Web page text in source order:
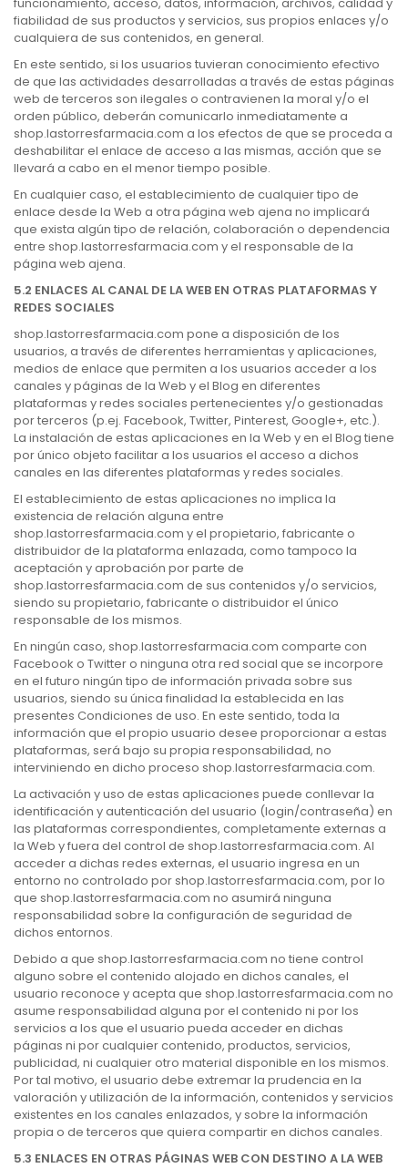
fiabilidad de sus productos y servicios, sus propios enlaces y/o
cualquiera de sus contenidos, en general.
En este sentido, si los usuarios tuvieran conocimiento efectivo
de que las actividades desarrolladas a través de estas páginas
web de terceros son ilegales o contravienen la moral y/o el
orden público, deberán comunicarlo inmediatamente a
shop.lastorresfarmacia.com a los efectos de que se proceda a
deshabilitar el enlace de acceso a las mismas, acción que se
llevará a cabo en el menor tiempo posible.
En cualquier caso, el establecimiento de cualquier tipo de
enlace desde la Web a otra página web ajena no implicará
que exista algún tipo de relación, colaboración o dependencia
entre shop.lastorresfarmacia.com y el responsable de la
página web ajena.
5.2 ENLACES AL CANAL DE LA WEB EN OTRAS PLATAFORMAS Y
REDES SOCIALES
shop.lastorresfarmacia.com pone a disposición de los
usuarios, a través de diferentes herramientas y aplicaciones,
medios de enlace que permiten a los usuarios acceder a los
canales y páginas de la Web y el Blog en diferentes
plataformas y redes sociales pertenecientes y/o gestionadas
por terceros (p.ej. Facebook, Twitter, Pinterest, Google+, etc.).
La instalación de estas aplicaciones en la Web y en el Blog tiene
por único objeto facilitar a los usuarios el acceso a dichos
canales en las diferentes plataformas y redes sociales.
El establecimiento de estas aplicaciones no implica la
existencia de relación alguna entre
shop.lastorresfarmacia.com y el propietario, fabricante o
distribuidor de la plataforma enlazada, como tampoco la
aceptación y aprobación por parte de
shop.lastorresfarmacia.com de sus contenidos y/o servicios,
siendo su propietario, fabricante o distribuidor el único
responsable de los mismos.
En ningún caso, shop.lastorresfarmacia.com comparte con
Facebook o Twitter o ninguna otra red social que se incorpore
en el futuro ningún tipo de información privada sobre sus
usuarios, siendo su única finalidad la establecida en las
presentes Condiciones de uso. En este sentido, toda la
información que el propio usuario desee proporcionar a estas
plataformas, será bajo su propia responsabilidad, no
interviniendo en dicho proceso shop.lastorresfarmacia.com.
La activación y uso de estas aplicaciones puede conllevar la
identificación y autenticación del usuario (login/contraseña) en
las plataformas correspondientes, completamente externas a
la Web y fuera del control de shop.lastorresfarmacia.com. Al
acceder a dichas redes externas, el usuario ingresa en un
entorno no controlado por shop.lastorresfarmacia.com, por lo
que shop.lastorresfarmacia.com no asumirá ninguna
responsabilidad sobre la configuración de seguridad de
dichos entornos.
Debido a que shop.lastorresfarmacia.com no tiene control
alguno sobre el contenido alojado en dichos canales, el
usuario reconoce y acepta que shop.lastorresfarmacia.com no
asume responsabilidad alguna por el contenido ni por los
servicios a los que el usuario pueda acceder en dichas
páginas ni por cualquier contenido, productos, servicios,
publicidad, ni cualquier otro material disponible en los mismos.
Por tal motivo, el usuario debe extremar la prudencia en la
valoración y utilización de la información, contenidos y servicios
existentes en los canales enlazados, y sobre la información
propia o de terceros que quiera compartir en dichos canales.
5.3 ENLACES EN OTRAS PÁGINAS WEB CON DESTINO A LA WEB